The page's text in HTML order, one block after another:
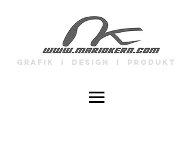
GRAFIK I DESIGN I PRODUKT